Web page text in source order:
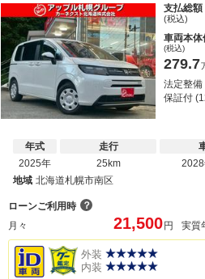
支払総額
(税込)
車両本体
(税込)
279.7
法定整備
保証付
年式
2025年
走行
25km
地域 北海道札幌市南区
ローンご利用時 ？
月々
21,500円 実質
外装
内装